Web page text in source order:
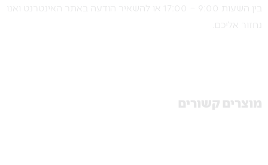
בין השעות 9:00 – 17:00 או להשאיר הודעה באתר האינטרנט ואנו
נחזור אליכם.
מוצרים קשורים